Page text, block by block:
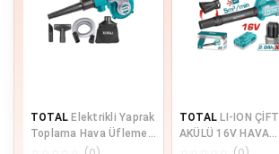
TOTAL Elektrikli Yaprak
Toplama Hava Üfleme
TOTAL LI-ION ÇİFT
AKÜLÜ 16V HAVA
ÜFLEME MAKİNASI